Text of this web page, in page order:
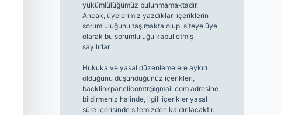
yükümlülüğümüz bulunmamaktadır.
Ancak, üyelerimiz yazdıkları içeriklerin
sorumluluğunu taşımakta olup, siteye üye
olarak bu sorumluluğu kabul etmiş
sayılırlar.
Hukuka ve yasal düzenlemelere aykırı
olduğunu düşündüğünüz içerikleri,
backlinkpanelicomtr@gmail.comadresine
bildirmeniz halinde, ilgili içerikler yasal
süre içerisinde sitemizden kaldırılacaktır.